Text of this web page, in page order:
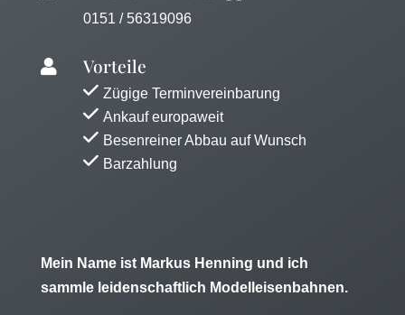
0151 / 56319096
 Vorteile
Zügige Terminvereinbarung
Ankauf europaweit
Besenreiner Abbau auf Wunsch
Barzahlung
Mein Name ist Markus Henning und ich
sammle leidenschaftlich Modelleisenbahnen.